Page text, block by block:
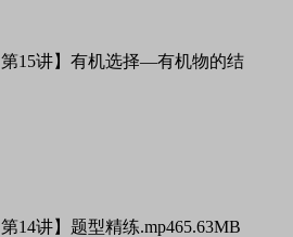
15讲】有机选择—有机物的结
14讲】题型精练.mp465.63MB